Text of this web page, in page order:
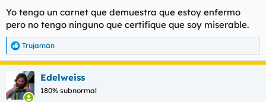
Yo tengo un carnet que demuestra que estoy enfermo
pero no tengo ninguno que certifique que soy miserable.
R
e
a
c
i
Trujamán
Edelweiss
180% subnormal